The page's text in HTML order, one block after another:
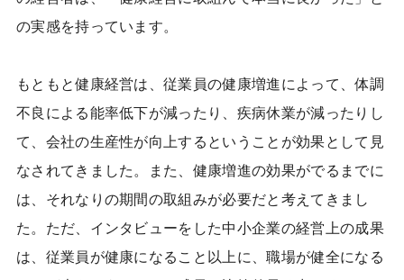
の実感を持っています。
もともと健康経営は、従業員の健康増進によって、体調
不良による能率低下が減ったり、疾病休業が減ったりし
て、会社の生産性が向上するということが効果として見
なされてきました。また、健康増進の効果がでるまでに
は、それなりの期間の取組みが必要だと考えてきまし
た。ただ、インタビューをした中小企業の経営上の成果
は、従業員が健康になること以上に、職場が健全になる